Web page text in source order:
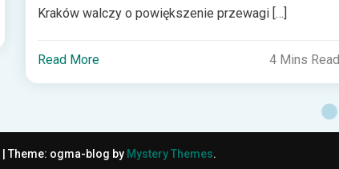
Kraków walczy o powiększenie przewagi […]
Read More 4 Mins Read
| Theme: ogma-blog by Mystery Themes.